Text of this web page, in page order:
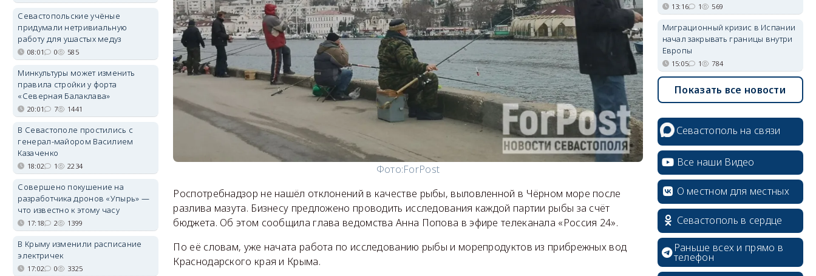
Фото:ForPost
Роспотребнадзор не нашёл отклонений в качестве рыбы, выловленной в Чёрном море после
разлива мазута. Бизнесу предложено проводить исследования каждой партии рыбы за счёт
бюджета. Об этом сообщила глава ведомства Анна Попова в эфире телеканала «Россия 24».
По её словам, уже начата работа по исследованию рыбы и морепродуктов из прибрежных вод
Краснодарского края и Крыма.
Севастопольские учёные
придумали нетривиальную
работу для ушастых медуз
08:01 0 585
Минкультуры может изменить
правила стройки у форта
«Северная Балаклава»
20:01 7 1441
В Севастополе простились с
генерал-майором Василием
Казаченко
18:02 1 2234
Совершено покушение на
разработчика дронов «Упырь» —
что известно к этому часу
17:18 2 1399
В Крыму изменили расписание
электричек
17:02 0 3325
13:16 1 569
Миграционный кризис в Испании
начал закрывать границы внутри
Европы
15:05 1 784
Показать все новости
Севастополь на связи
Все наши Видео
О местном для местных
Севастополь в сердце
Раньше всех и прямо в
телефон